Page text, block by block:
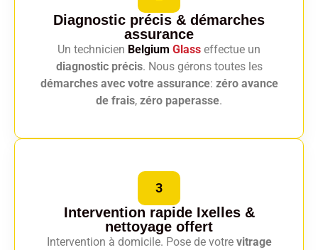
Diagnostic précis & démarches
assurance
Un technicien Belgium Glass effectue un
diagnostic précis. Nous gérons toutes les
démarches avec votre assurance: zéro avance
de frais, zéro paperasse.
3
Intervention rapide Ixelles &
nettoyage offert
Intervention à domicile. Pose de votre vitrage